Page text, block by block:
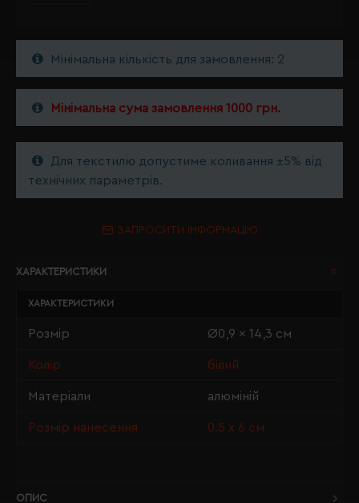
Мінімальна кількість для замовлення: 2
Мінімальна сума замовлення 1000 грн.
Для текстилю допустиме коливання ±5% від
технічних параметрів.
ЗАПРОСИТИ ІНФОРМАЦІЮ
ХАРАКТЕРИСТИКИ
ХАРАКТЕРИСТИКИ
Розмір Ø0,9 x 14,3 см
Колір білий
Матеріали алюміній
Розмір нанесення 0.5 х 6 см
ОПИС